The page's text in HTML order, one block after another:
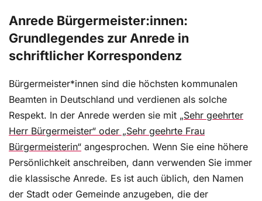
Anrede Bürgermeister:innen:
Grundlegendes zur Anrede in
schriftlicher Korrespondenz
Bürgermeister*innen sind die höchsten kommunalen
Beamten in Deutschland und verdienen als solche
Respekt. In der Anrede werden sie mit „Sehr geehrter
Herr Bürgermeister“ oder „Sehr geehrte Frau
Bürgermeisterin“ angesprochen. Wenn Sie eine höhere
Persönlichkeit anschreiben, dann verwenden Sie immer
die klassische Anrede. Es ist auch üblich, den Namen
der Stadt oder Gemeinde anzugeben, die der